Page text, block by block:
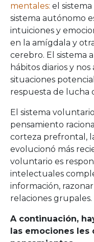
mentales: el
sistema autónomo
intuiciones y
en la amígdala y
cerebro. El sistema
hábitos diarios y
situaciones
respuesta de lucha
El sistema
pensamiento
corteza prefrontal,
evolucionó más
voluntario es
intelectuales
información,
relaciones grupales.
A continuación,
las emociones les